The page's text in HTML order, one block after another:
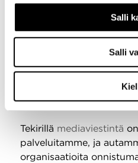
Salli
Salli
Lähde: KMT 2021
Mediaviestinnällä
journalistisissa
mahdollisuudet eri
kasvaa, kun lukijakunta
monipuolisempia
Tekirillä mediaviestintä
palveluitamme, ja
organisaatioita